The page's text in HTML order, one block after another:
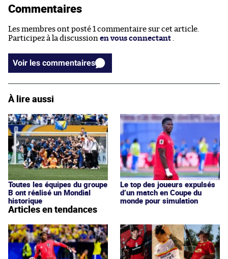
Commentaires
Les membres ont posté 1 commentaire sur cet article.
Participez à la discussion en vous connectant .
Voir les commentaires
À lire aussi
Toutes les équipes du groupe
B ont réalisé un Mondial
historique
Le top des joueurs expulsés
d’un match en Coupe du
monde pour simulation
Articles en tendances